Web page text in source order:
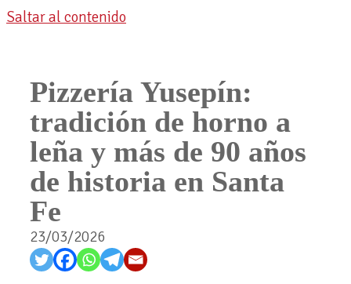
Saltar al contenido
Pizzería Yusepín:
tradición de horno a
leña y más de 90 años
de historia en Santa
Fe
23/03/2026